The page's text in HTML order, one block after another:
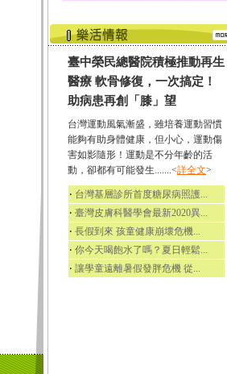
臺中榮民總醫院積極推動再生
醫療 軟骨修復，一次搞定！
助病患再創「膝」望
台灣運動風氣漸盛，雖培養運動習慣
能夠有助身體健康，但小心，運動傷
害如影隨形！運動是不分年齡的活
動，卻都有可能發生.......<詳全文>
‧ 台灣基層診所首度糖尿病照護...
‧ 臺灣皮膚科醫學會最新2020異...
‧ 長假到來 孩童健康崩壞危機...
‧ 你今天喝飽水了嗎？夏日輕鬆...
‧ 讓學童遠離暑假發胖危機 從...